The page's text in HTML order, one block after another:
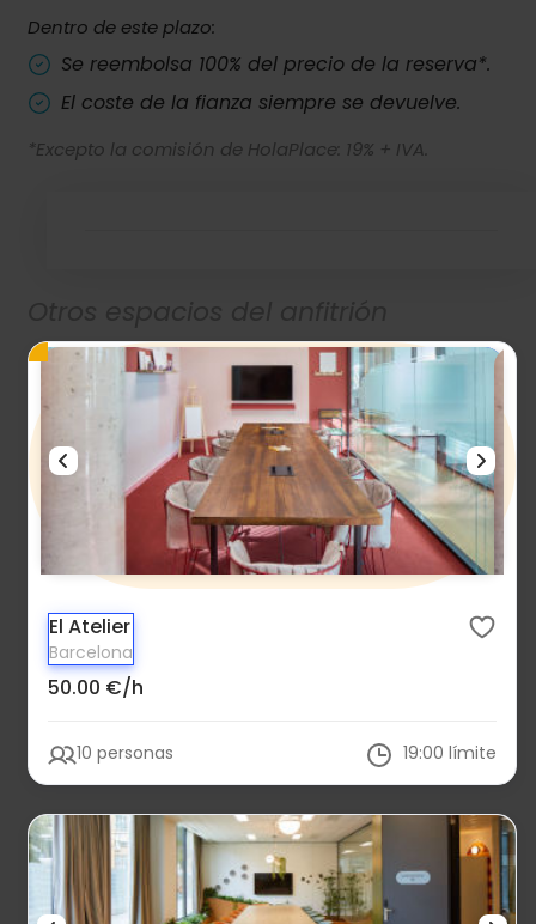
Dentro de este plazo:
Se reembolsa 100% del precio de la reserva*.
El coste de la fianza siempre se devuelve.
*Excepto la comisión de HolaPlace: 19% + IVA.
El Atelier
Barcelona
50.00 €/h
10 personas 19:00 límite